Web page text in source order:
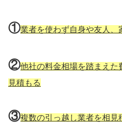
①業者を使わず自身や友人、
②他社の料金相場を踏まえ
見積もる
③複数の引っ越し業者を相